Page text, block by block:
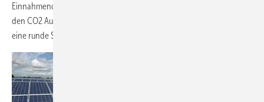
Einnahmenquelle. Zudem trägt der Solarstrom aus Mirow dazu bei,
den CO2 Ausstoß zu verringern. "So ist das Projekt für alle Beteiligten
eine runde Sache“, meint Karlo Schmettau